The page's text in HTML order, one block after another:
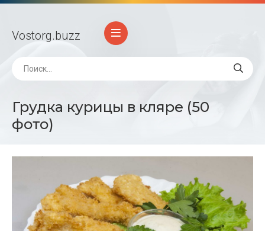
Vostorg.buzz
Грудка курицы в кляре (50
фото)